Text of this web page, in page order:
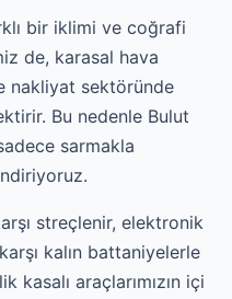
bir iklimi ve coğrafi
de, karasal hava
nakliyat sektöründe
Bu nedenle Bulut
sarmakla
streçlenir, elektronik
kalın battaniyelerle
kasalı araçlarımızın içi